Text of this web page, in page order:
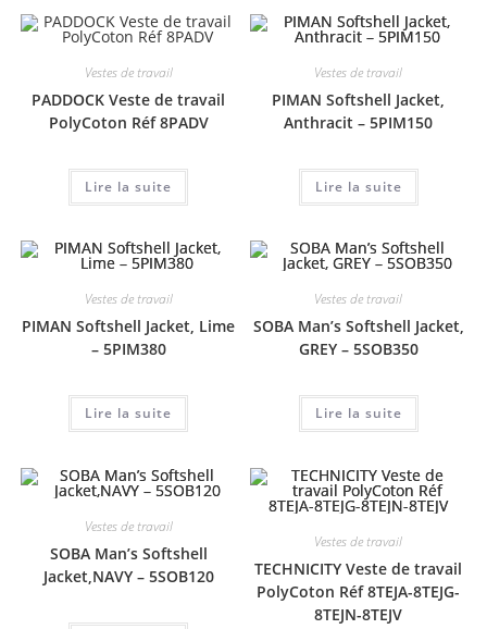
Vestes de travail
PADDOCK Veste de travail
PolyCoton Réf 8PADV
Lire la suite
Vestes de travail
PIMAN Softshell Jacket,
Anthracit – 5PIM150
Lire la suite
Vestes de travail
PIMAN Softshell Jacket, Lime
– 5PIM380
Lire la suite
Vestes de travail
SOBA Man’s Softshell Jacket,
GREY – 5SOB350
Lire la suite
Vestes de travail
SOBA Man’s Softshell
Jacket,NAVY – 5SOB120
Vestes de travail
TECHNICITY Veste de travail
PolyCoton Réf 8TEJA-8TEJG-
8TEJN-8TEJV